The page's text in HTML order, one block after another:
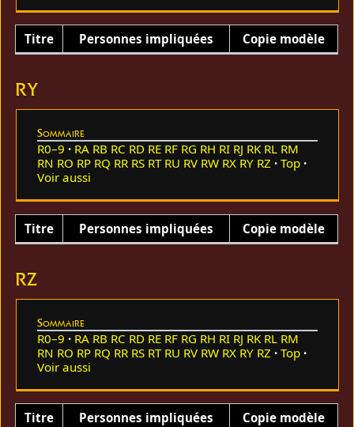
Titre Personnes impliquées Copie modèle
RY
Sommaire
R0–9 RA RB RC RD RE RF RG RH RI RJ RK RL RM
RN RO RP RQ RR RS RT RU RV RW RX RY RZ
Top
Voir aussi
Titre Personnes impliquées Copie modèle
RZ
Sommaire
R0–9 RA RB RC RD RE RF RG RH RI RJ RK RL RM
RN RO RP RQ RR RS RT RU RV RW RX RY RZ
Top
Voir aussi
Titre Personnes impliquées Copie modèle